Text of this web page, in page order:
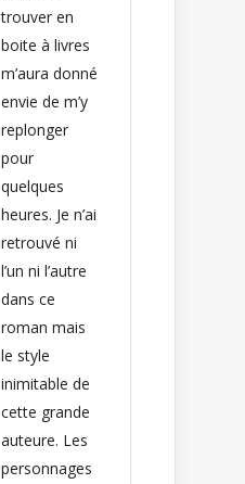
trouver en
boite à livres
m’aura donné
envie de m’y
replonger
pour
quelques
heures. Je n’ai
retrouvé ni
l’un ni l’autre
dans ce
roman mais
le style
inimitable de
cette grande
auteure. Les
personnages